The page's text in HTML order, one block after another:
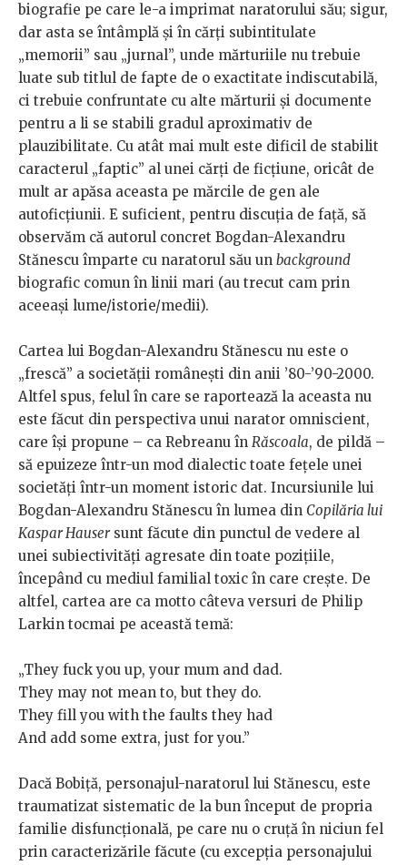
biografie pe care le-a imprimat naratorului său; sigur,
dar asta se întâmplă și în cărți subintitulate
„memorii” sau „jurnal”, unde mărturiile nu trebuie
luate sub titlul de fapte de o exactitate indiscutabilă,
ci trebuie confruntate cu alte mărturii și documente
pentru a li se stabili gradul aproximativ de
plauzibilitate. Cu atât mai mult este dificil de stabilit
caracterul „faptic” al unei cărți de ficțiune, oricât de
mult ar apăsa aceasta pe mărcile de gen ale
autoficțiunii. E suficient, pentru discuția de față, să
observăm că autorul concret Bogdan-Alexandru
Stănescu împarte cu naratorul său un background
biografic comun în linii mari (au trecut cam prin
aceeași lume/istorie/medii).
Cartea lui Bogdan-Alexandru Stănescu nu este o
„frescă” a societății românești din anii ’80-’90-2000.
Altfel spus, felul în care se raportează la aceasta nu
este făcut din perspectiva unui narator omniscient,
care își propune – ca Rebreanu în Răscoala, de pildă –
să epuizeze într-un mod dialectic toate fețele unei
societăți într-un moment istoric dat. Incursiunile lui
Bogdan-Alexandru Stănescu în lumea din Copilăria lui
Kaspar Hausersunt făcute din punctul de vedere al
unei subiectivități agresate din toate pozițiile,
începând cu mediul familial toxic în care crește. De
altfel, cartea are ca motto câteva versuri de Philip
Larkin tocmai pe această temă:
„They fuck you up, your mum and dad.
They may not mean to, but they do.
They fill you with the faults they had
And add some extra, just for you.”
Dacă Bobiță, personajul-naratorul lui Stănescu, este
traumatizat sistematic de la bun început de propria
familie disfuncțională, pe care nu o cruță în niciun fel
prin caracterizările făcute (cu excepția personajului